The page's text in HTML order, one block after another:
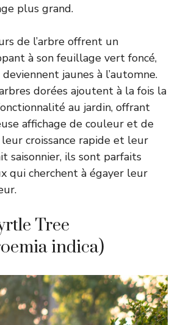
plus grand.
de l’arbre offrent un
à son feuillage vert foncé,
jaunes à l’automne.
dorées ajoutent à la fois la
au jardin, offrant
affichage de couleur et de
croissance rapide et leur
saisonnier, ils sont parfaits
qui cherchent à égayer leur
Tree
indica)